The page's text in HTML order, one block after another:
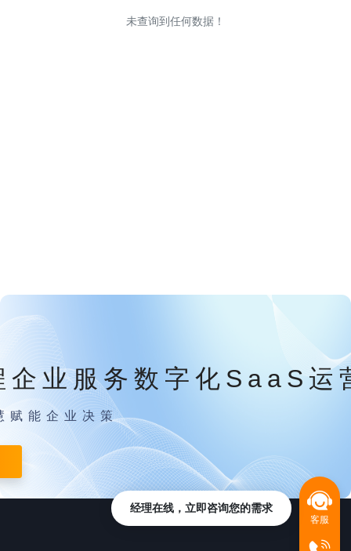
未查询到任何数据！
企业服务数字化SaaS运
赋能企业决策
客服
经理在线，立即咨询您的需求